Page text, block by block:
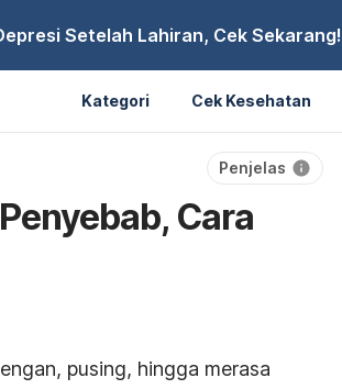
Setelah Lahiran, Cek Sekarang!
Kategori Cek Kesehatan
Penjelas
Cara
, pusing, hingga merasa